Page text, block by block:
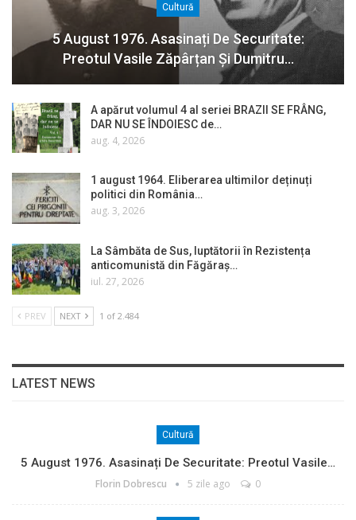
Cultură
5 August 1976. Asasinați De Securitate:
Preotul Vasile Zăpârțan Și Dumitru…
A apărut volumul 4 al seriei BRAZII SE FRÂNG,
DAR NU SE ÎNDOIESC de…
aug. 4, 2026
1 august 1964. Eliberarea ultimilor deținuți
politici din România…
aug. 3, 2026
La Sâmbăta de Sus, luptătorii în Rezistența
anticomunistă din Făgăraș…
iul. 27, 2026
PREV NEXT 1 of 2.484
LATEST NEWS
Cultură
5 August 1976. Asasinați De Securitate: Preotul Vasile…
Florin Dobrescu 5 zile ago 0